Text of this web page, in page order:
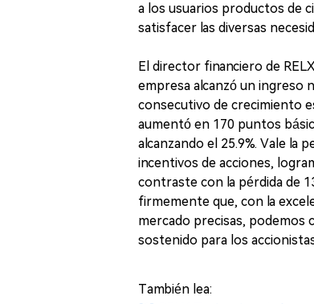
a los usuarios productos de
satisfacer las diversas
El director financiero de
empresa alcanzó un ingreso
consecutivo de crecimiento
aumentó en 170 puntos
alcanzando el 25.9%. Vale la
incentivos de acciones,
contraste con la pérdida de
firmemente que, con la
mercado precisas,
sostenido para los
También lea: